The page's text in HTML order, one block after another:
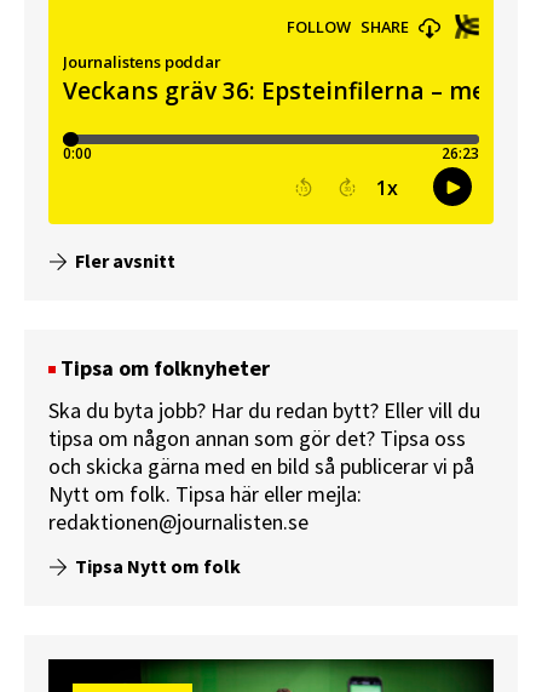
Fler avsnitt
Tipsa om folknyheter
Ska du byta jobb? Har du redan bytt? Eller vill du
tipsa om någon annan som gör det? Tipsa oss
och skicka gärna med en bild så publicerar vi på
Nytt om folk. Tipsa här eller mejla:
redaktionen@journalisten.se
Tipsa Nytt om folk